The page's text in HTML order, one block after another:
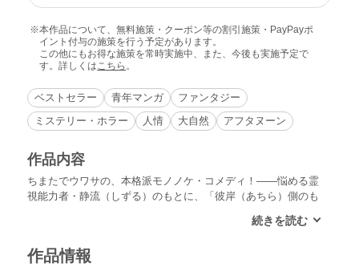
本作品について、無料施策・クーポン等の割引施策・PayPayポ
イント付与の施策を行う予定があります。
この他にもお得な施策を常時実施中、また、今後も実施予定で
す。詳しくはこちら 。
ベストセラー 青年マンガ
ファンタジー
ミステリー・ホラー
人情 大自然 アフタヌーン
作品内容
ちまたでウワサの、本格派モノノケ・コメディ！――悩める霊
視能力者・静流（しずる）のもとに、「彼岸（あちら）側のも
般人からは“オカルト好きのノイローゼ女”と疎んじられる彼女
まう。佐保の身体にまとわりつく、「煙々羅（えんえんら）」
作品情報